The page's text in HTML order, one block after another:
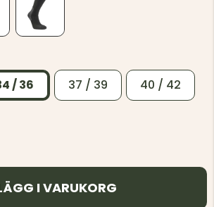
/ 36 37 / 39 40 / 42
I VARUKORG